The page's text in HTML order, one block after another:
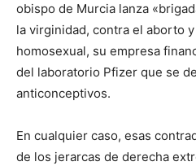
obispo de Murcia lanza
la virginidad, contra el aborto
homosexual, su empresa
del laboratorio Pfizer que se
anticonceptivos.
En cualquier caso, esas
de los jerarcas de derecha